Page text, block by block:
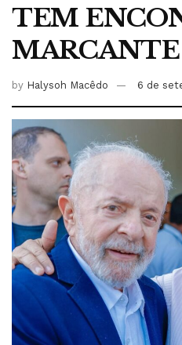
TEM
by Halysoh Macêdo 6 de